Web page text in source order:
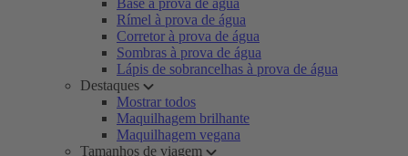
Base à prova de água
Rímel à prova de água
Corretor à prova de água
Sombras à prova de água
Lápis de sobrancelhas à prova de água
Destaques
Mostrar todos
Maquilhagem brilhante
Maquilhagem vegana
Tamanhos de viagem